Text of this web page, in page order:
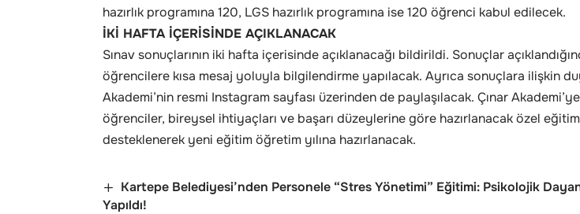
hazırlık programına 120, LGS hazırlık programına ise 120 öğrenci kabul edilecek.
İKİ HAFTA İÇERİSİNDE AÇIKLANACAK
Sınav sonuçlarının iki hafta içerisinde açıklanacağı bildirildi. Sonuçlar
öğrencilere kısa mesaj yoluyla bilgilendirme yapılacak. Ayrıca sonuçlara ilişkin
Akademi’nin resmi Instagram sayfası üzerinden de paylaşılacak. Çınar
öğrenciler, bireysel ihtiyaçları ve başarı düzeylerine göre hazırlanacak özel
desteklenerek yeni eğitim öğretim yılına hazırlanacak.
Kartepe Belediyesi’nden Personele “Stres Yönetimi” Eğitimi: Psikolojik
Yapıldı!